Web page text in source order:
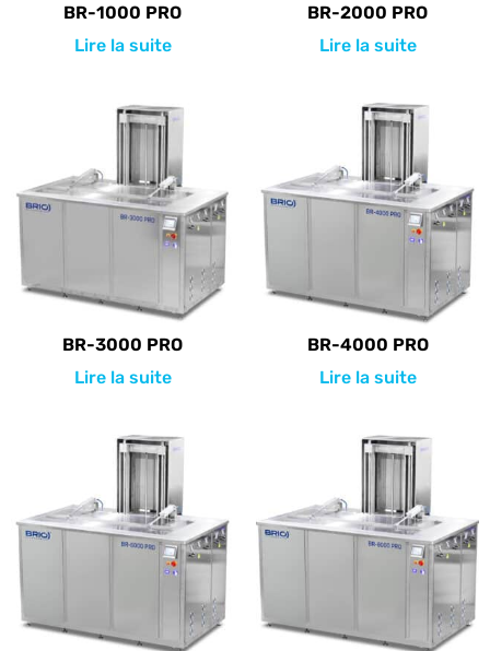
BR-1000 PRO
Lire la suite
BR-2000 PRO
Lire la suite
BR-3000 PRO
Lire la suite
BR-4000 PRO
Lire la suite